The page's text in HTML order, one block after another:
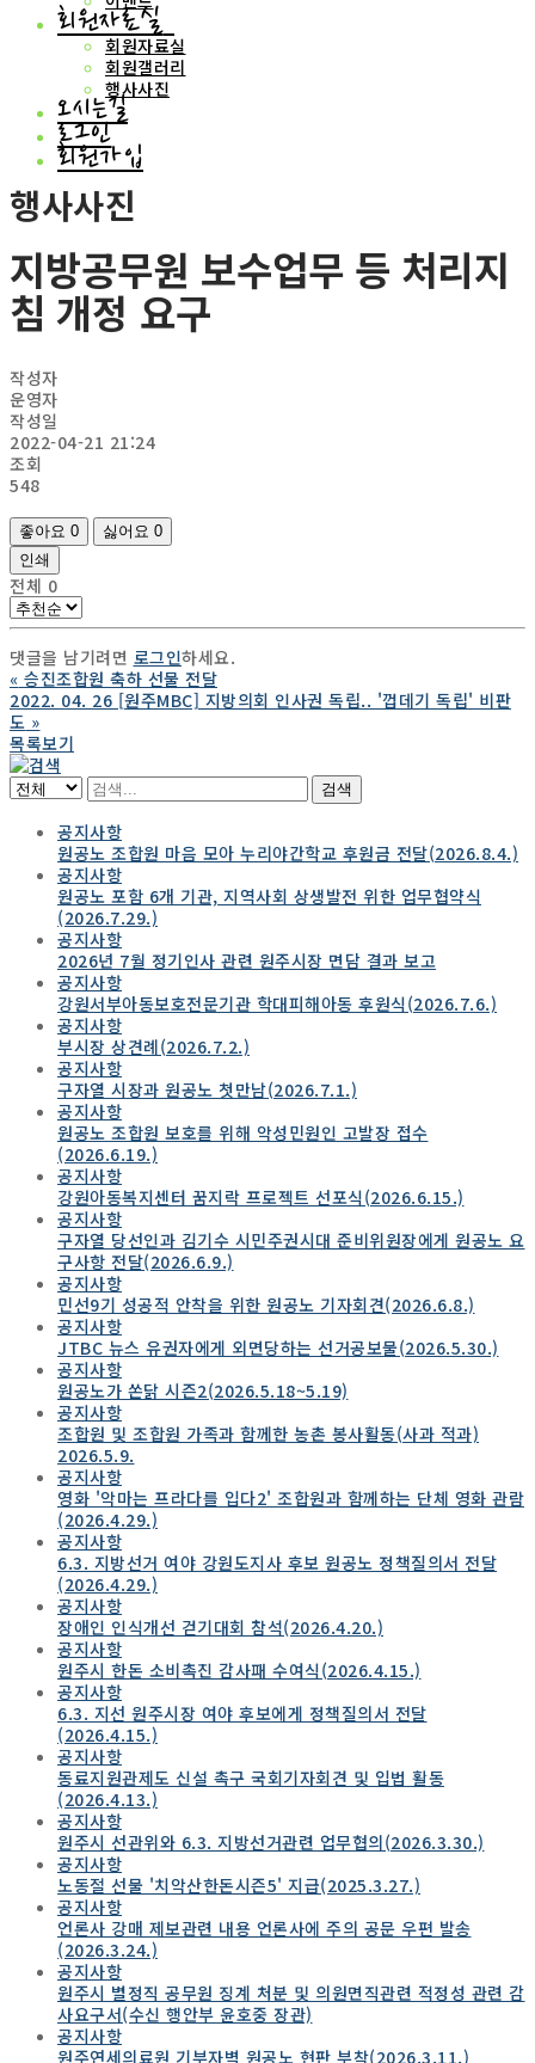
회원자료실
회원자료실
회원갤러리
행사사진
오시는길
로그인
회원가입
행사사진
지방공무원 보수업무 등 처리지
침 개정 요구
작성자
운영자
작성일
2022-04-21 21:24
조회
548
좋아요 0 싫어요 0
인쇄
전체 0
댓글을 남기려면 로그인하세요.
« 승진조합원 축하 선물 전달
2022. 04. 26 [원주MBC] 지방의회 인사권 독립.. '껍데기 독립' 비판
도 »
목록보기
검색
공지사항
원공노 조합원 마음 모아 누리야간학교 후원금 전달(2026.8.4.)
공지사항
원공노 포함 6개 기관, 지역사회 상생발전 위한 업무협약식
(2026.7.29.)
공지사항
2026년 7월 정기인사 관련 원주시장 면담 결과 보고
공지사항
강원서부아동보호전문기관 학대피해아동 후원식(2026.7.6.)
공지사항
부시장 상견례(2026.7.2.)
공지사항
구자열 시장과 원공노 첫만남(2026.7.1.)
공지사항
원공노 조합원 보호를 위해 악성민원인 고발장 접수
(2026.6.19.)
공지사항
강원아동복지센터 꿈지락 프로젝트 선포식(2026.6.15.)
공지사항
구자열 당선인과 김기수 시민주권시대 준비위원장에게 원공노 요
구사항 전달(2026.6.9.)
공지사항
민선9기 성공적 안착을 위한 원공노 기자회견(2026.6.8.)
공지사항
JTBC 뉴스 유권자에게 외면당하는 선거공보물(2026.5.30.)
공지사항
원공노가 쏜닭 시즌2(2026.5.18~5.19)
공지사항
조합원 및 조합원 가족과 함께한 농촌 봉사활동(사과 적과)
2026.5.9.
공지사항
영화 '악마는 프라다를 입다2' 조합원과 함께하는 단체 영화 관람
(2026.4.29.)
공지사항
6.3. 지방선거 여야 강원도지사 후보 원공노 정책질의서 전달
(2026.4.29.)
공지사항
장애인 인식개선 걷기대회 참석(2026.4.20.)
공지사항
원주시 한돈 소비촉진 감사패 수여식(2026.4.15.)
공지사항
6.3. 지선 원주시장 여야 후보에게 정책질의서 전달
(2026.4.15.)
공지사항
동료지원관제도 신설 촉구 국회기자회견 및 입법 활동
(2026.4.13.)
공지사항
원주시 선관위와 6.3. 지방선거관련 업무협의(2026.3.30.)
공지사항
노동절 선물 '치악산한돈시즌5' 지급(2025.3.27.)
공지사항
언론사 강매 제보관련 내용 언론사에 주의 공문 우편 발송
(2026.3.24.)
공지사항
원주시 별정직 공무원 징계 처분 및 의원면직관련 적정성 관련 감
사요구서(수신 행안부 윤호중 장관)
공지사항
원주연세의료원 기부자벽 원공노 현판 부착(2026.3.11.)